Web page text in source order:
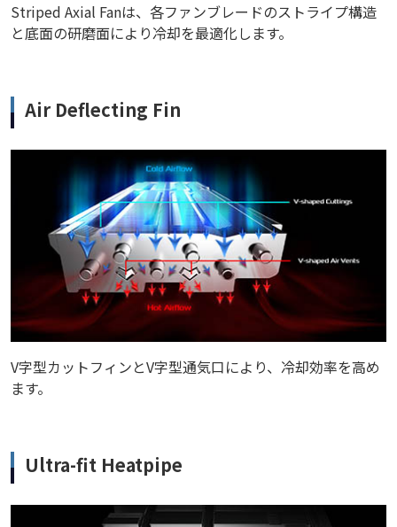
Striped Axial Fanは、各ファンブレードのストライプ構造
と底面の研磨面により冷却を最適化します。
Air Deflecting Fin
V字型カットフィンとV字型通気口により、冷却効率を高め
ます。
Ultra-fit Heatpipe